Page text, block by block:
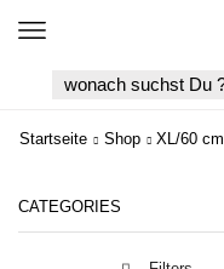
Startseite Shop XL/60 cm
CATEGORIES